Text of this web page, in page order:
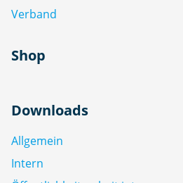
Verband
Shop
Downloads
Allgemein
Intern